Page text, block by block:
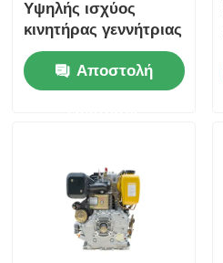
Υψηλής ισχύος
κινητήρας γεννήτριας
Αποστολή